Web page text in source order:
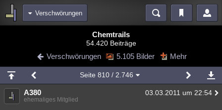
Verschwörungen
Diskussionen Blogs Videos
Chat Wiki Neuigkeiten
meine Rubriken
Menschen Mystery Kriminalfälle
Chemtrails
54.420 Beiträge
Verschwörungen 5.105 Bilder Mehr
Seite 810/ 2.746
A380 03.03.2011 um 22:54
ehemaliges Mitglied